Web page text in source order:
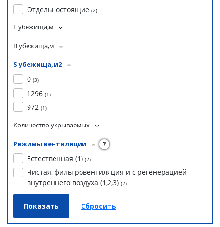
Отдельностоящие (2)
L убежища,м
B убежища,м
S убежища,м2
0 (3)
1296 (1)
972 (1)
Количество укрываемых
Режимы вентиляции ?
Естественная (1) (2)
Чистая, фильтровентиляция и с регенерацией
внутреннего воздуха (1,2,3) (2)